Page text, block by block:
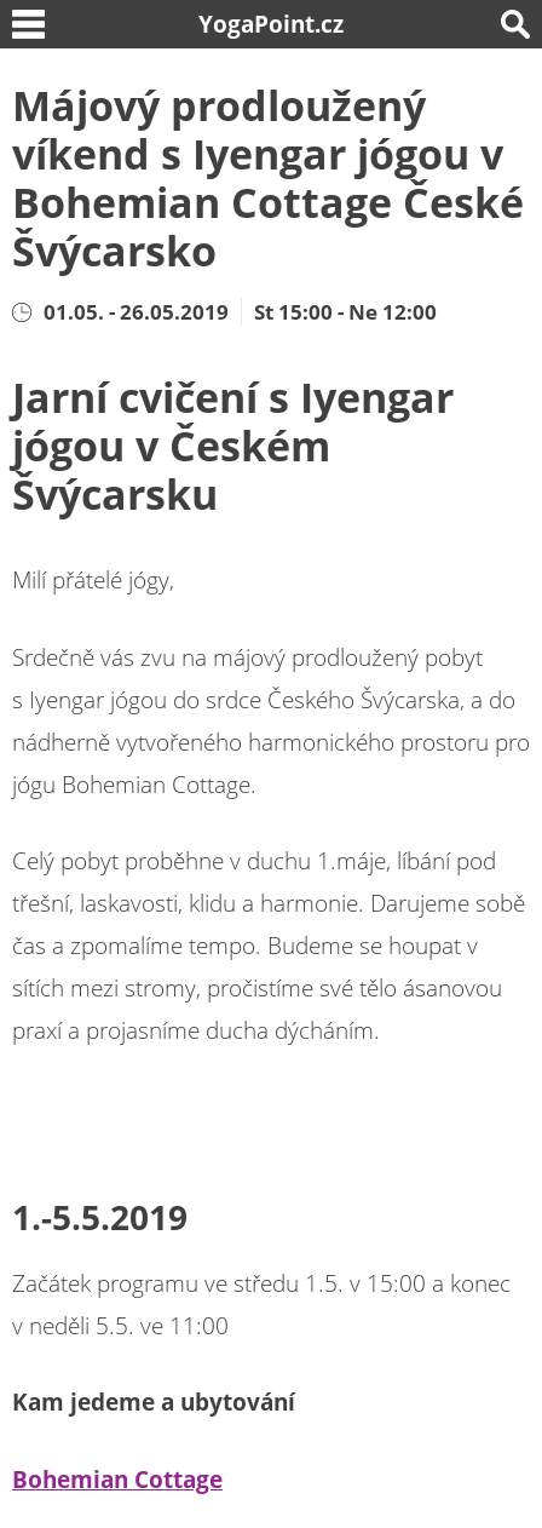
YogaPoint.cz
Májový prodloužený
víkend s Iyengar jógou v
Bohemian Cottage České
Švýcarsko
01.05. - 26.05.2019 St 15:00 - Ne 12:00
Jarní cvičení s Iyengar
jógou v Českém
Švýcarsku
Milí přátelé jógy,
Srdečně vás zvu na májový prodloužený pobyt
s Iyengar jógou do srdce Českého Švýcarska, a do
nádherně vytvořeného harmonického prostoru pro
jógu Bohemian Cottage.
Celý pobyt proběhne v duchu 1.máje, líbání pod
třešní, laskavosti, klidu a harmonie. Darujeme sobě
čas a zpomalíme tempo. Budeme se houpat v
sítích mezi stromy, pročistíme své tělo ásanovou
praxí a projasníme ducha dýcháním.
1.-5.5.2019
Začátek programu ve středu 1.5. v 15:00 a konec
v neděli 5.5. ve 11:00
Kam jedeme a ubytování
Bohemian Cottage